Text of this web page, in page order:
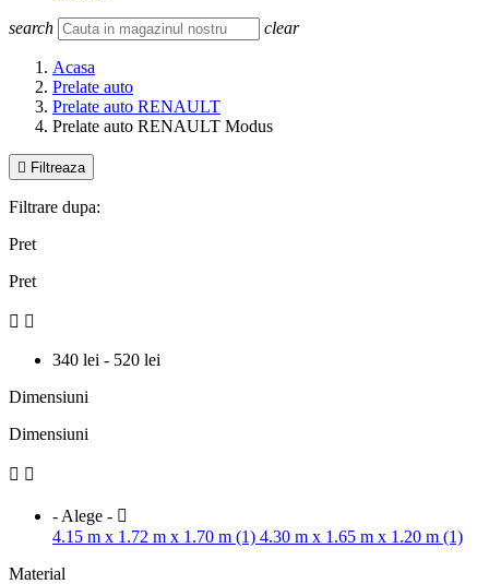
search clear
Acasa
Prelate auto
Prelate auto RENAULT
Prelate auto RENAULT Modus
 Filtreaza
Filtrare dupa:
Pret
Pret
 
340 lei - 520 lei
Dimensiuni
Dimensiuni
 
- Alege - 
4.15 m x 1.72 m x 1.70 m (1) 4.30 m x 1.65 m x 1.20 m (1)
Material